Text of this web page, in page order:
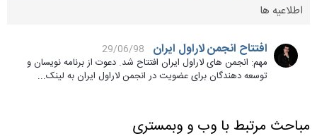
اطلاعیه ها
افتتاح انجمن لاراول ایران
29/06/98
مهم: انجمن های لاراول ایران افتتاح شد. دعوت از برنامه نویسان و
توسعه دهندگان برای عضویت در انجمن لاراول ایران به لینک...
مباحث مرتبط با وب و وبمستری